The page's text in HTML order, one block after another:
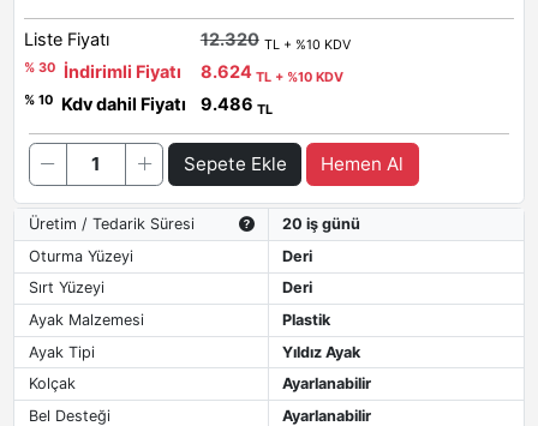
Liste Fiyatı 12.320 TL + %10 KDV
% 30
İndirimli Fiyatı 8.624 TL + %10 KDV
% 10
Kdv dahil Fiyatı 9.486 TL
Sepete Ekle Hemen Al
Üretim / Tedarik Süresi
20 iş günü
Oturma Yüzeyi
Deri
Sırt Yüzeyi
Deri
Ayak Malzemesi
Plastik
Ayak Tipi
Yıldız Ayak
Kolçak
Ayarlanabilir
Bel Desteği
Ayarlanabilir